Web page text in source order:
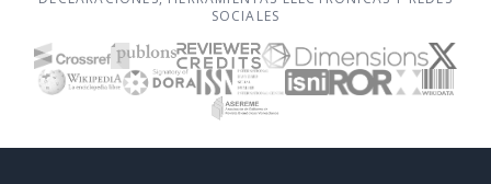
SOCIALES